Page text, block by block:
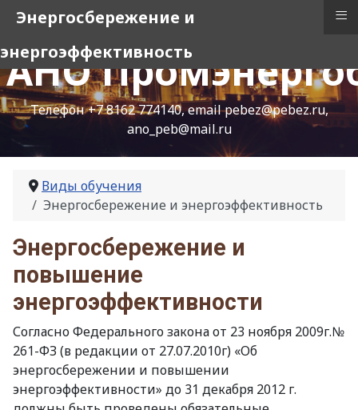
АНО
Телефон +7 8162 774140, email pebez@pebez.ru,
ano_peb@mail.ru
Виды обучения
Энергосбережение и энергоэффективность
Энергосбережение и
повышение
энергоэффективности
Согласно Федерального закона от 23 ноября 2009г.№
261-ФЗ (в редакции от 27.07.2010г) «Об
энергосбережении и повышении
энергоэффективности» до 31 декабря 2012 г.
Энергосбережение и
энергоэффективность
≡